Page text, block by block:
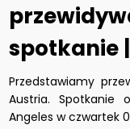
spotkanie
Przedstawiamy
Austria. Spotkanie
Angeles w czwartek